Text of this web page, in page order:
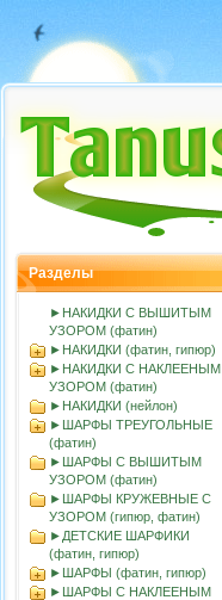
Разделы
►НАКИДКИ С ВЫШИТЫМ
УЗОРОМ (фатин)
►НАКИДКИ (фатин, гипюр)
►НАКИДКИ С НАКЛЕЕНЫМ
УЗОРОМ (фатин)
►НАКИДКИ (нейлон)
►ШАРФЫ ТРЕУГОЛЬНЫЕ
(фатин)
►ШАРФЫ С ВЫШИТЫМ
УЗОРОМ (фатин)
►ШАРФЫ КРУЖЕВНЫЕ С
УЗОРОМ (гипюр, фатин)
►ДЕТСКИЕ ШАРФИКИ
(фатин, гипюр)
►ШАРФЫ (фатин, гипюр)
►ШАРФЫ С НАКЛЕЕНЫМ